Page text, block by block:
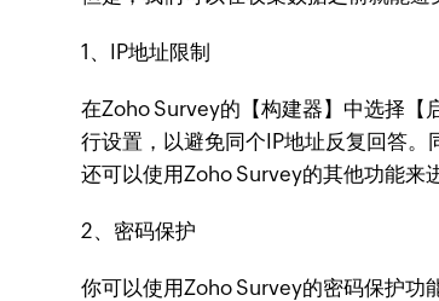
1、IP地址限制
在Zoho Survey的【构建器】中选择【
行设置，以避免同个IP地址反复回答
还可以使用Zoho Survey的其他功能来
2、密码保护
你可以使用Zoho Survey的密码保护功